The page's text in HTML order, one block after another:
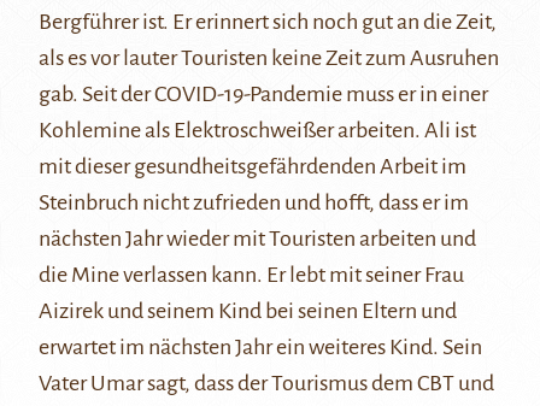
Bergführer ist. Er erinnert sich noch gut an die Zeit,
als es vor lauter Touristen keine Zeit zum Ausruhen
gab. Seit der COVID-19-Pandemie muss er in einer
Kohlemine als Elektroschweißer arbeiten. Ali ist
mit dieser gesundheitsgefährdenden Arbeit im
Steinbruch nicht zufrieden und hofft, dass er im
nächsten Jahr wieder mit Touristen arbeiten und
die Mine verlassen kann. Er lebt mit seiner Frau
Aizirek und seinem Kind bei seinen Eltern und
erwartet im nächsten Jahr ein weiteres Kind. Sein
Vater Umar sagt, dass der Tourismus dem CBT und